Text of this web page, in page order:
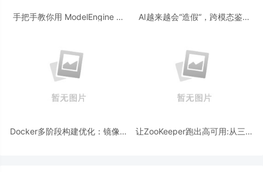
手把手教你用 ModelEngine 打
AI越来越会“造假“，跨模态鉴伪
Docker多阶段构建优化：镜像体
让ZooKeeper跑出高可用:从三节